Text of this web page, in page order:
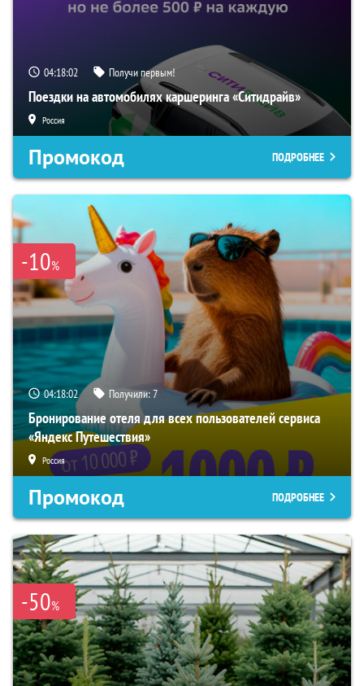
04:18:01 Получи первым!
Поездки на автомобилях каршеринга «Ситидрайв»
Россия
Промокод ПОДРОБНЕЕ
-10%
04:18:01 Получили:7
Бронирование отеля для всех пользователей сервиса
«Яндекс Путешествия»
Россия
Промокод ПОДРОБНЕЕ
-50%